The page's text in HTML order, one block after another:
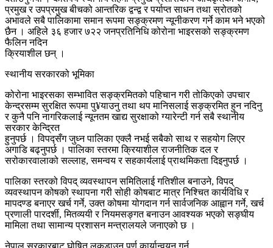
प्रमुख र उपप्रमुख बीचको आन्तरिक द्वन्द्व र पर्याप्त साधन तथा स्रोतको
अभावले सबै पालिकामा समान रूपमा सङ्क्रमण न्यूनीकरण गर्ने काम भने भएको
छैन । अहिले ३६ हजार ७२२ जनप्रतिनिधि कोरोना भाइरसको सङ्क्रमण
फैलिन नदिन
क्रियाशील छन् ।
स्थानीय सरकारको भूमिका
कोरोना भाइरसका सम्भावित सङ्क्रमितको पहिचान गरी तोकिएको उपचार
केन्द्रसम्म सुरक्षित रूपमा पु¥याउनु तथा थप मानिसलाई सङ्क्रमित हुन नदिनु
र कुनै पनि नागरिकलाई न्यूनतम खाद्य सुरक्षाको ग्यारेन्टी गर्न सबै स्थानीय
सरकार केन्द्रित
हुनुपर्छ । विपद्सँग जुध्न पालिका एक्लै नभई सबैको साथ र सहयोग लिएर
अगाडि बढ्नुपर्छ । पालिका स्तरमा क्रियाशील राजनीतिक दल र
सरोकारवालाको सल्लाह, समन्वय र सहकार्यलाई प्राथमिकता दिइनुपर्छ ।
पालिका स्तरको विपद् व्यवस्थापन समितिलाई गतिशील बनाउने, विपद्
व्यवस्थापन कोषको स्थापना गरी सोही कोषबाट मात्र निश्चित कार्यविधि र
मापदण्ड बनाएर खर्च गर्ने, उक्त कोषमा योगदान गर्न सार्वजनिक आह्वान गर्ने, खर्च
प्रणाली पारदर्शी, मितव्ययी र नियमसङ्गत बनाउन आवश्यक भएको सङ्घीय
मामिला तथा सामान्य प्रशासन मन्त्रालयले जनाएको छ ।
नेपाल सरकारबाट घोषित लकडाउन पूर्ण कार्यान्वयन गर्न